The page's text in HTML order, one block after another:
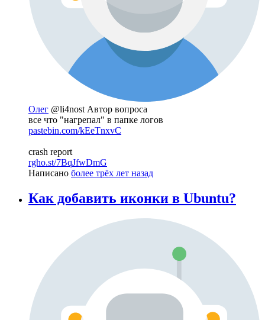
Олег @li4nostАвтор вопроса
все что "нагрепал" в папке логов
pastebin.com/kEeTnxvC
crash report
rgho.st/7BqJfwDmG
Написано более трёх лет назад
Как добавить иконки в Ubuntu?